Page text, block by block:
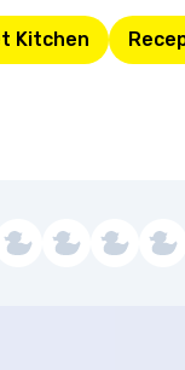
Kitchen